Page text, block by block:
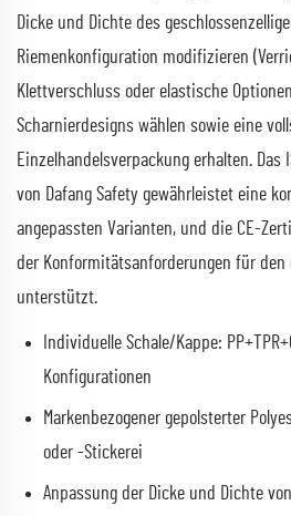
Dicke und Dichte des
Riemenkonfiguration modifizieren
Klettverschluss oder elastische
Scharnierdesigns wählen sowie eine
Einzelhandelsverpackung erhalten. Das
von Dafang Safety gewährleistet eine
angepassten Varianten, und die CE-
der Konformitätsanforderungen für den
unterstützt.
Individuelle Schale/Kappe:
Konfigurationen
Markenbezogener gepolsterter
oder -Stickerei
Anpassung der Dicke und Dichte